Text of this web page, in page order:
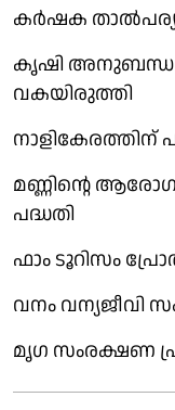
കർഷക
കൃഷി അനുബന്ധ
വകയിരുത്തി
നാളികേരത്തിന്
മണ്ണിൻ്റെ
പദ്ധതി
ഫാം ടൂറിസം
വനം വന്യജീവി
മൃഗ സംരക്ഷണ